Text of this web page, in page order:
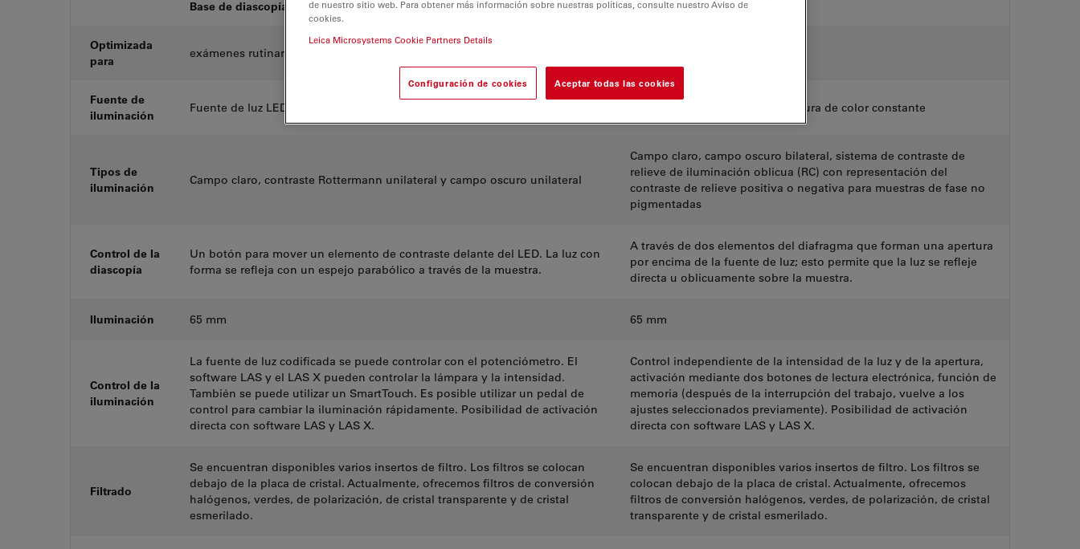
Base de diascopía TL3000 Ergo Base de diascopía TL5000 Ergo
Optimizada
para
exámenes rutinarios
Fuente de
iluminación
Fuente de luz LED con temperatura de color constante Fuente de luz LED con temperatura de color constante
Tipos de
iluminación
Campo claro, contraste Rottermann unilateral y campo oscuro unilateral
Campo claro, campo oscuro bilateral, sistema de contraste de
relieve de iluminación oblicua (RC) con representación del
contraste de relieve positiva o negativa para muestras de fase no
pigmentadas
Control de la
diascopía
Un botón para mover un elemento de contraste delante del LED. La luz con
forma se refleja con un espejo parabólico a través de la muestra.
A través de dos elementos del diafragma que forman una apertura
por encima de la fuente de luz; esto permite que la luz se refleje
directa u oblicuamente sobre la muestra.
Iluminación 65 mm 65 mm
Control de la
iluminación
La fuente de luz codificada se puede controlar con el potenciómetro. El
software LAS y el LAS X pueden controlar la lámpara y la intensidad.
También se puede utilizar un SmartTouch. Es posible utilizar un pedal de
control para cambiar la iluminación rápidamente. Posibilidad de activación
directa con software LAS y LAS X.
Control independiente de la intensidad de la luz y de la apertura,
activación mediante dos botones de lectura electrónica, función de
memoria (después de la interrupción del trabajo, vuelve a los
ajustes seleccionados previamente). Posibilidad de activación
directa con software LAS y LAS X.
Filtrado
Se encuentran disponibles varios insertos de filtro. Los filtros se colocan
debajo de la placa de cristal. Actualmente, ofrecemos filtros de conversión
halógenos, verdes, de polarización, de cristal transparente y de cristal
esmerilado.
Se encuentran disponibles varios insertos de filtro. Los filtros se
colocan debajo de la placa de cristal. Actualmente, ofrecemos
filtros de conversión halógenos, verdes, de polarización, de cristal
transparente y de cristal esmerilado.
de nuestro sitio web. Para obtener más información sobre nuestras políticas, consulte nuestro Aviso de
cookies.
Leica Microsystems Cookie Partners Details
Configuración de cookies Aceptar todas las cookies